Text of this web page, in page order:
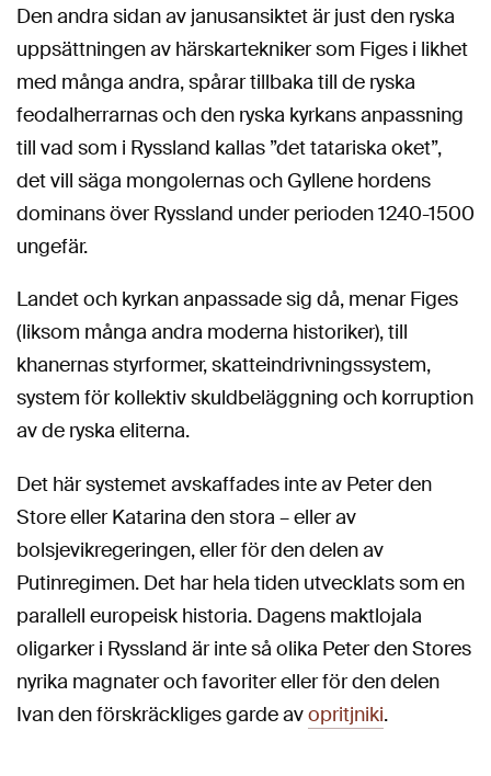
Den andra sidan av janusansiktet är just den ryska
uppsättningen av härskartekniker som Figes i likhet
med många andra, spårar tillbaka till de ryska
feodalherrarnas och den ryska kyrkans anpassning
till vad som i Ryssland kallas ”det tatariska oket”,
det vill säga mongolernas och Gyllene hordens
dominans över Ryssland under perioden 1240-1500
ungefär.
Landet och kyrkan anpassade sig då, menar Figes
(liksom många andra moderna historiker), till
khanernas styrformer, skatteindrivningssystem,
system för kollektiv skuldbeläggning och korruption
av de ryska eliterna.
Det här systemet avskaffades inte av Peter den
Store eller Katarina den stora – eller av
bolsjevikregeringen, eller för den delen av
Putinregimen. Det har hela tiden utvecklats som en
parallell europeisk historia. Dagens maktlojala
oligarker i Ryssland är inte så olika Peter den Stores
nyrika magnater och favoriter eller för den delen
Ivan den förskräckliges garde avopritjniki.